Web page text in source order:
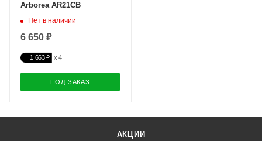
Arborea AR21CB
Нет в наличии
6 650 ₽
1 663 ₽
ПОД ЗАКАЗ
АКЦИИ